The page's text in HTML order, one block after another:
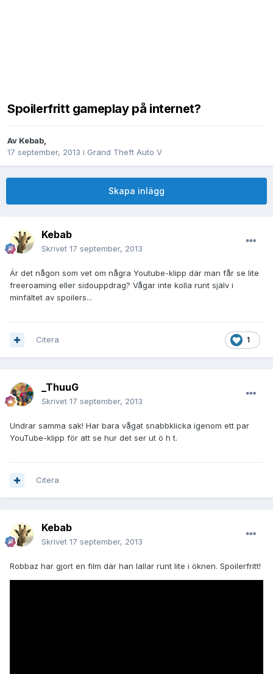
Spoilerfritt gameplay på internet?
Av Kebab,
17 september, 2013 i Grand Theft Auto V
Skapa inlägg
Kebab
Skrivet 17 september, 2013
Är det någon som vet om några Youtube-klipp där man får se lite
freeroaming eller sidouppdrag? Vågar inte kolla runt själv i
minfältet av spoilers...
1
Citera
_ThuuG
Skrivet 17 september, 2013
Undrar samma sak! Har bara vågat snabbklicka igenom ett par
YouTube-klipp för att se hur det ser ut ö h t.
Citera
Kebab
Skrivet 17 september, 2013
Robbaz har gjort en film där han lallar runt lite i öknen. Spoilerfritt!